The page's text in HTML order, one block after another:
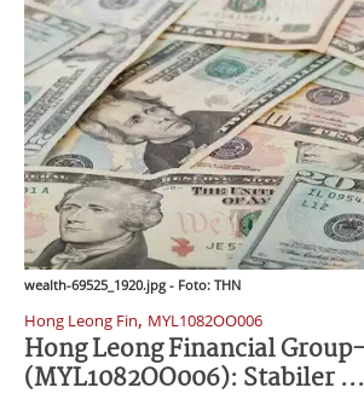
wealth-69525_1920.jpg - Foto: THN
Hong Leong Fin, MYL1082OO006
Hong Leong Financial
(MYL1082OO006): Stabiler ...